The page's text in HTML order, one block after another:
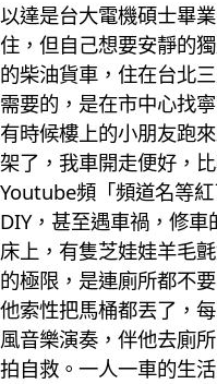
以達是台大電機碩士畢
住，但自己想要安靜的
的柴油貨車，住在台北
需要的，是在市中心找
有時候樓上的小朋友跑
架了，我車開走便好，
Youtube頻「頻道名等
DIY，甚至遇車禍，修
床上，有隻芝娃娃羊毛
的極限，是連廁所都不
他索性把馬桶都丟了，
風音樂演奏，伴他去廁
拍自救。一人一車的生